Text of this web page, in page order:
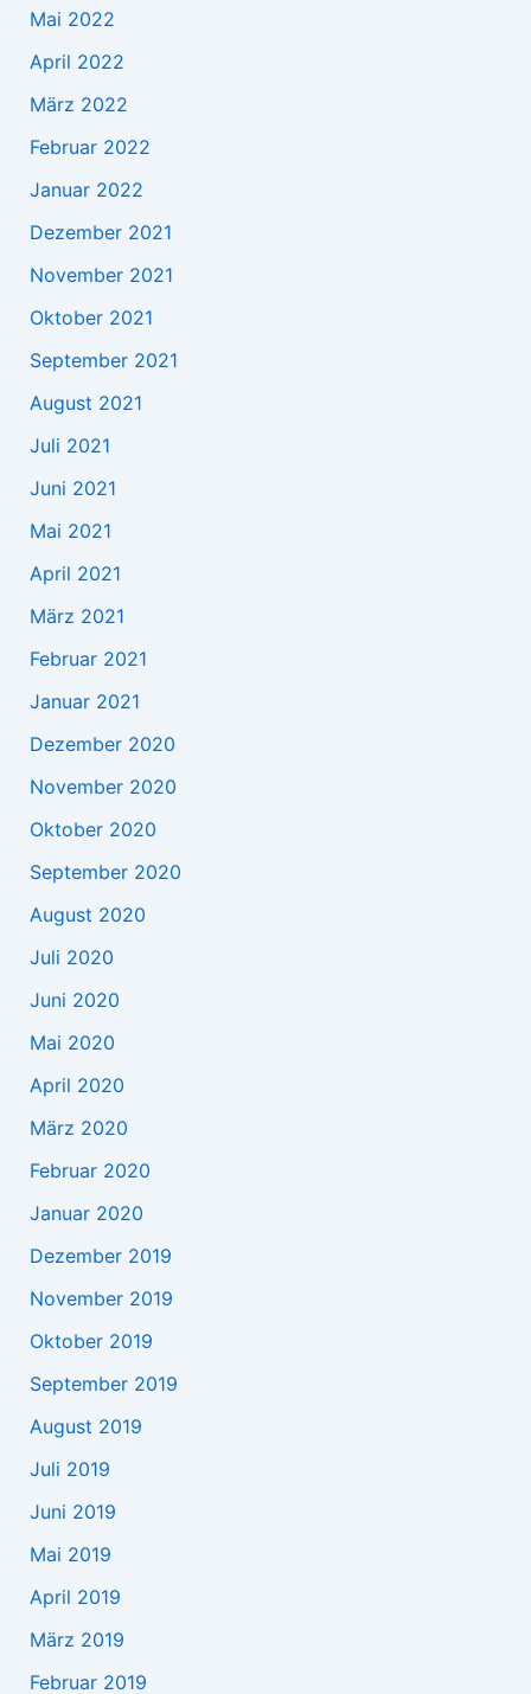
Mai 2022
April 2022
März 2022
Februar 2022
Januar 2022
Dezember 2021
November 2021
Oktober 2021
September 2021
August 2021
Juli 2021
Juni 2021
Mai 2021
April 2021
März 2021
Februar 2021
Januar 2021
Dezember 2020
November 2020
Oktober 2020
September 2020
August 2020
Juli 2020
Juni 2020
Mai 2020
April 2020
März 2020
Februar 2020
Januar 2020
Dezember 2019
November 2019
Oktober 2019
September 2019
August 2019
Juli 2019
Juni 2019
Mai 2019
April 2019
März 2019
Februar 2019